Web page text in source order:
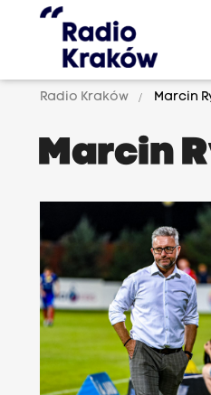
Radio Kraków Marcin
Marcin